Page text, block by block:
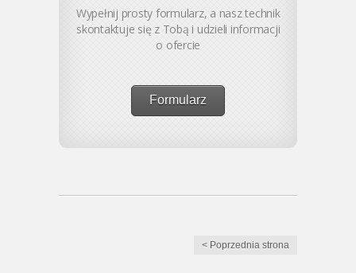
Wypełnij prosty formularz, a nasz technik
skontaktuje się z Tobą i udzieli informacji
o ofercie
Formularz
< Poprzednia strona